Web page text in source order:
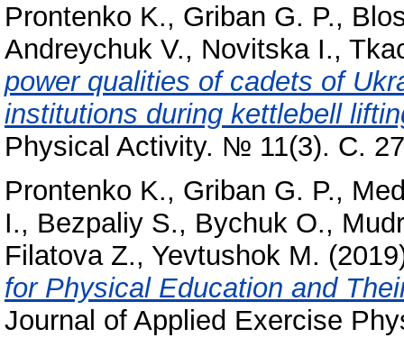
Prontenko K., Griban G. P.,
Andreychuk V., Novitska I.,
power qualities of cadets of
institutions during kettlebell
Physical Activity. № 11(3). С.
Prontenko K., Griban G. P.,
I., Bezpaliy S., Bychuk O.,
Filatova Z., Yevtushok M.
for Physical Education and
Journal of Applied Exercise